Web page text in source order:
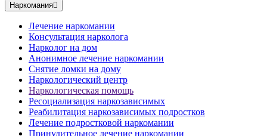
Наркомания
Лечение наркомании
Консультация нарколога
Нарколог на дом
Анонимное лечение наркомании
Снятие ломки на дому
Наркологический центр
Наркологическая помощь
Ресоциализация наркозависимых
Реабилитация наркозависимых подростков
Лечение подростковой наркомании
Принудительное лечение наркомании